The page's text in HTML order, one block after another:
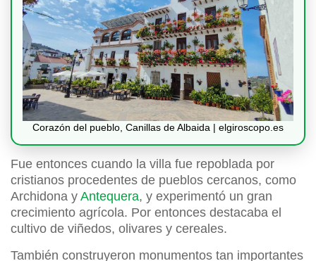
Corazón del pueblo, Canillas de Albaida | elgiroscopo.es
Fue entonces cuando la villa fue repoblada por
cristianos procedentes de pueblos cercanos, como
Archidona y Antequera, y experimentó un gran
crecimiento agrícola. Por entonces destacaba el
cultivo de viñedos, olivares y cereales.
También construyeron monumentos tan importantes